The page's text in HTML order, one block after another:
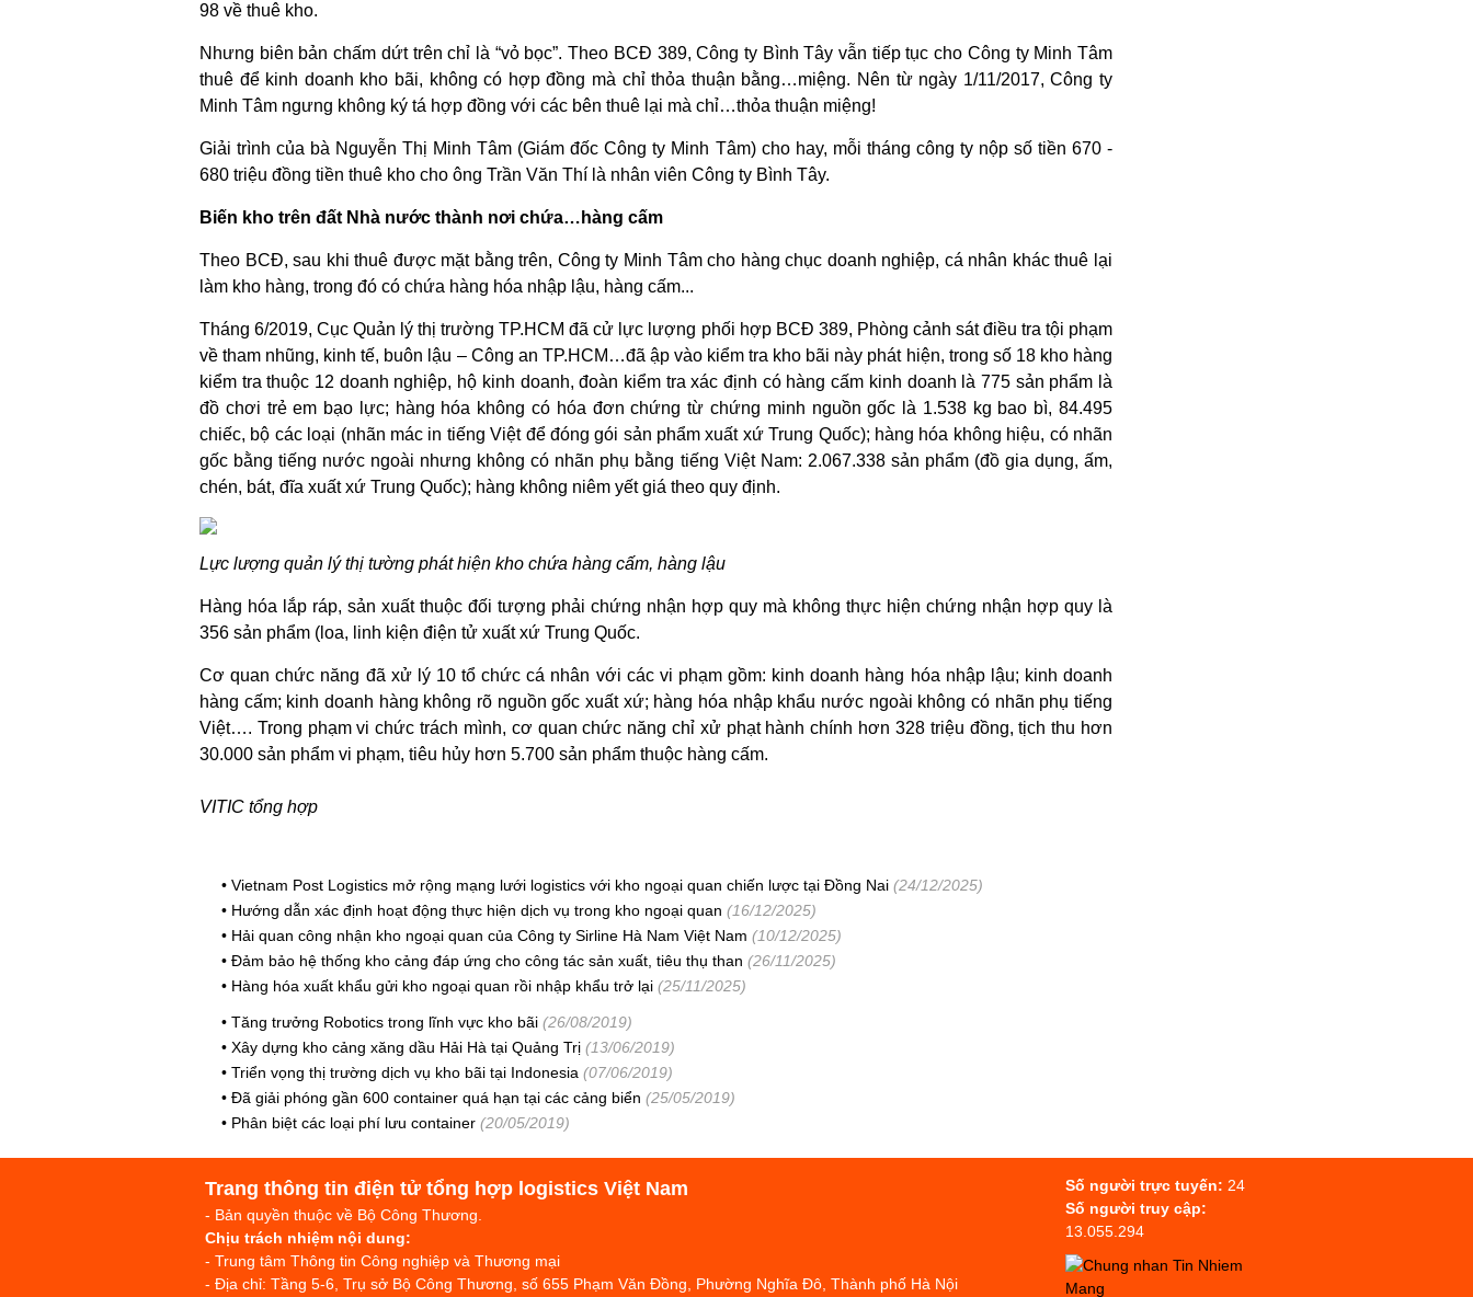
98 về thuê kho.
Nhưng biên bản chấm dứt trên chỉ là “vỏ bọc”. Theo BCĐ 389, Công ty Bình Tây vẫn tiếp tục cho Công ty Minh Tâm
thuê để kinh doanh kho bãi, không có hợp đồng mà chỉ thỏa thuận bằng…miệng. Nên từ ngày 1/11/2017, Công ty
Minh Tâm ngưng không ký tá hợp đồng với các bên thuê lại mà chỉ…thỏa thuận miệng!
Giải trình của bà Nguyễn Thị Minh Tâm (Giám đốc Công ty Minh Tâm) cho hay, mỗi tháng công ty nộp số tiền 670 -
680 triệu đồng tiền thuê kho cho ông Trần Văn Thí là nhân viên Công ty Bình Tây.
Biến kho trên đất Nhà nước thành nơi chứa…hàng cấm
Theo BCĐ, sau khi thuê được mặt bằng trên, Công ty Minh Tâm cho hàng chục doanh nghiệp, cá nhân khác thuê lại
làm kho hàng, trong đó có chứa hàng hóa nhập lậu, hàng cấm...
Tháng 6/2019, Cục Quản lý thị trường TP.HCM đã cử lực lượng phối hợp BCĐ 389, Phòng cảnh sát điều tra tội phạm
về tham nhũng, kinh tế, buôn lậu – Công an TP.HCM…đã ập vào kiểm tra kho bãi này phát hiện, trong số 18 kho hàng
kiểm tra thuộc 12 doanh nghiệp, hộ kinh doanh, đoàn kiểm tra xác định có hàng cấm kinh doanh là 775 sản phẩm là
đồ chơi trẻ em bạo lực; hàng hóa không có hóa đơn chứng từ chứng minh nguồn gốc là 1.538 kg bao bì, 84.495
chiếc, bộ các loại (nhãn mác in tiếng Việt để đóng gói sản phẩm xuất xứ Trung Quốc); hàng hóa không hiệu, có nhãn
gốc bằng tiếng nước ngoài nhưng không có nhãn phụ bằng tiếng Việt Nam: 2.067.338 sản phẩm (đồ gia dụng, ấm,
chén, bát, đĩa xuất xứ Trung Quốc); hàng không niêm yết giá theo quy định.
Lực lượng quản lý thị tường phát hiện kho chứa hàng cấm, hàng lậu
Hàng hóa lắp ráp, sản xuất thuộc đối tượng phải chứng nhận hợp quy mà không thực hiện chứng nhận hợp quy là
356 sản phẩm (loa, linh kiện điện tử xuất xứ Trung Quốc.
Cơ quan chức năng đã xử lý 10 tổ chức cá nhân với các vi phạm gồm: kinh doanh hàng hóa nhập lậu; kinh doanh
hàng cấm; kinh doanh hàng không rõ nguồn gốc xuất xứ; hàng hóa nhập khẩu nước ngoài không có nhãn phụ tiếng
Việt…. Trong phạm vi chức trách mình, cơ quan chức năng chỉ xử phạt hành chính hơn 328 triệu đồng, tịch thu hơn
30.000 sản phẩm vi phạm, tiêu hủy hơn 5.700 sản phẩm thuộc hàng cấm.
VITIC tổng hợp
• Vietnam Post Logistics mở rộng mạng lưới logistics với kho ngoại quan chiến lược tại Đồng Nai (24/12/2025)
• Hướng dẫn xác định hoạt động thực hiện dịch vụ trong kho ngoại quan (16/12/2025)
• Hải quan công nhận kho ngoại quan của Công ty Sirline Hà Nam Việt Nam (10/12/2025)
• Đảm bảo hệ thống kho cảng đáp ứng cho công tác sản xuất, tiêu thụ than (26/11/2025)
• Hàng hóa xuất khẩu gửi kho ngoại quan rồi nhập khẩu trở lại (25/11/2025)
• Tăng trưởng Robotics trong lĩnh vực kho bãi (26/08/2019)
• Xây dựng kho cảng xăng dầu Hải Hà tại Quảng Trị (13/06/2019)
• Triển vọng thị trường dịch vụ kho bãi tại Indonesia (07/06/2019)
• Đã giải phóng gần 600 container quá hạn tại các cảng biển (25/05/2019)
• Phân biệt các loại phí lưu container (20/05/2019)
Trang thông tin điện tử tổng hợp logistics Việt Nam
- Bản quyền thuộc về Bộ Công Thương.
Chịu trách nhiệm nội dung:
- Trung tâm Thông tin Công nghiệp và Thương mại
- Địa chỉ: Tầng 5-6, Trụ sở Bộ Công Thương, số 655 Phạm Văn Đồng, Phường Nghĩa Đô, Thành phố Hà Nội
Số người trực tuyến: 24
Số người truy cập:
13.055.294